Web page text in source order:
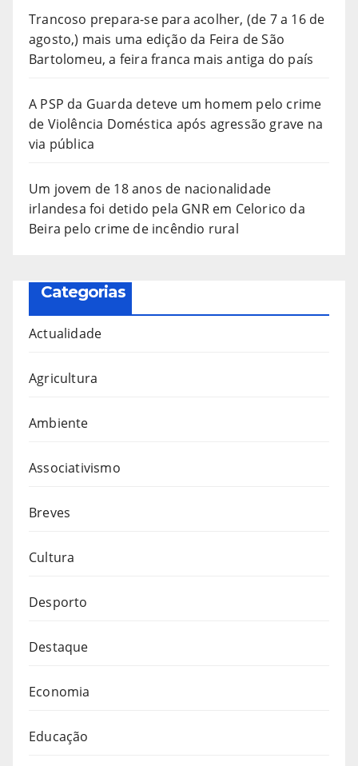
Trancoso prepara-se para acolher, (de 7 a 16 de
agosto,) mais uma edição da Feira de São
Bartolomeu, a feira franca mais antiga do país
A PSP da Guarda deteve um homem pelo crime
de Violência Doméstica após agressão grave na
via pública
Um jovem de 18 anos de nacionalidade
irlandesa foi detido pela GNR em Celorico da
Beira pelo crime de incêndio rural
Categorias
Actualidade
Agricultura
Ambiente
Associativismo
Breves
Cultura
Desporto
Destaque
Economia
Educação